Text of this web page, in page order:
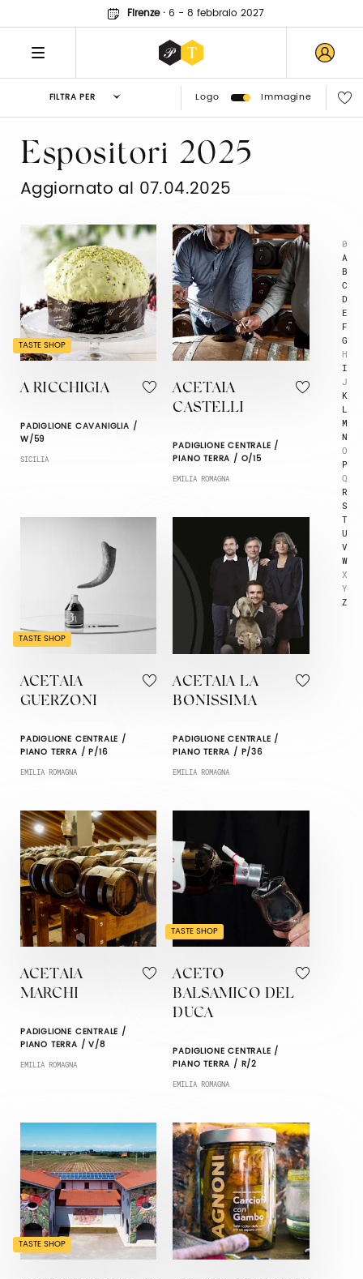
Firenze· 6 - 8 febbraio 2027
FILTRA PER Logo Immagine
0
A
B
C
D
E
F
G
H
I
J
K
L
M
N
O
P
Q
R
S
T
U
V
W
X
Y
Z
Espositori 2025
Aggiornato al 07.04.2025
TASTE SHOP
A RICCHIGIA
PADIGLIONE CAVANIGLIA /
W/59
SICILIA
ACETAIA
CASTELLI
PADIGLIONE CENTRALE /
PIANO TERRA / O/15
EMILIA ROMAGNA
TASTE SHOP
ACETAIA
GUERZONI
PADIGLIONE CENTRALE /
PIANO TERRA / P/16
EMILIA ROMAGNA
ACETAIA LA
BONISSIMA
PADIGLIONE CENTRALE /
PIANO TERRA / P/36
EMILIA ROMAGNA
ACETAIA
MARCHI
PADIGLIONE CENTRALE /
PIANO TERRA / V/8
EMILIA ROMAGNA
TASTE SHOP
ACETO
BALSAMICO DEL
DUCA
PADIGLIONE CENTRALE /
PIANO TERRA / R/2
EMILIA ROMAGNA
TASTE SHOP